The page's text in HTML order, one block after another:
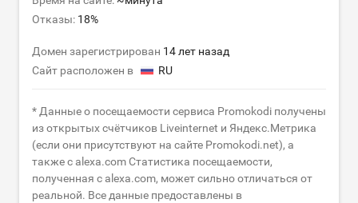
Отказы: 18%
Домен зарегистрирован 14 лет назад
Сайт расположен в
RU
* Данные о посещаемости сервиса Promokodi получены
из открытых счётчиков Liveinternet и Яндекс.Метрика
(если они присутствуют на сайте Promokodi.net), а
также с alexa.com Статистика посещаемости,
полученная с alexa.com, может сильно отличаться от
реальной. Все данные предоставлены в